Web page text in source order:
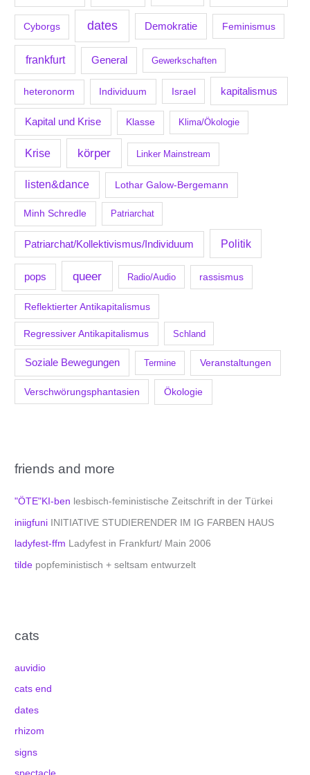
Cyborgs dates Demokratie Feminismus
frankfurt General Gewerkschaften
heteronorm Individuum Israel kapitalismus
Kapital und Krise Klasse Klima/Ökologie
Krise körper Linker Mainstream
listen&dance Lothar Galow-Bergemann
Minh Schredle Patriarchat
Patriarchat/Kollektivismus/Individuum Politik
pops queer Radio/Audio rassismus
Reflektierter Antikapitalismus
Regressiver Antikapitalismus Schland
Soziale Bewegungen Termine Veranstaltungen
Verschwörungsphantasien Ökologie
friends and more
"ÖTE"KI-ben lesbisch-feministische Zeitschrift in der Türkei
iniigfuni INITIATIVE STUDIERENDER IM IG FARBEN HAUS
ladyfest-ffm Ladyfest in Frankfurt/ Main 2006
tilde popfeministisch + seltsam entwurzelt
cats
auvidio
cats end
dates
rhizom
signs